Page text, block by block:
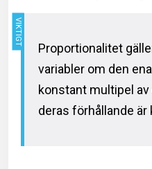
Proportionalitet
variabler om den
konstant multipel
deras förhållande är